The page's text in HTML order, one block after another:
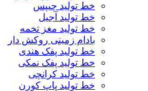
خط تولید چیپس
خط تولید آجیل
خط تولید مغز تخمه
بادام زمینی روکش دار
خط تولید پفک هندی
خط تولید پفک نمکی
خط تولید کرانچی
خط تولید پاپ کورن